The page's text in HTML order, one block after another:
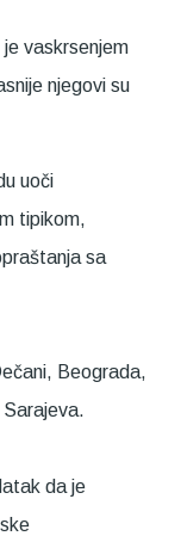
vaskrsenjem
njegovi su
uoči
tipikom,
sa
Beograda,
da je